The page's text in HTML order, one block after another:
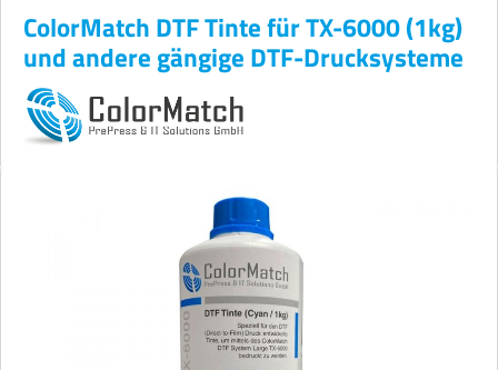
ColorMatch DTF Tinte für TX-6000 (1kg)
und andere gängige DTF-Drucksysteme